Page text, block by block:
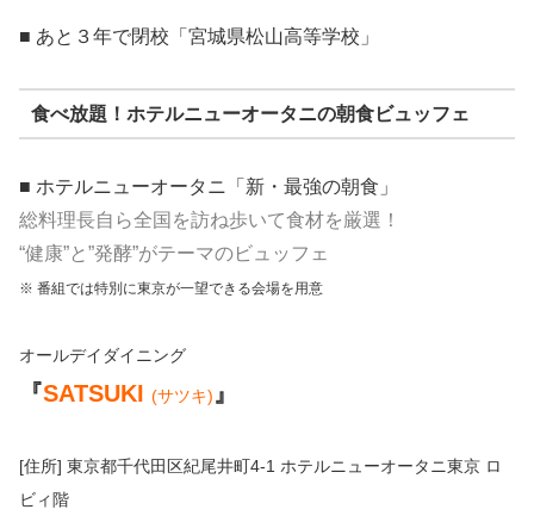
■ あと３年で閉校「宮城県松山高等学校」
食べ放題！ホテルニューオータニの朝食ビュッフェ
■ ホテルニューオータニ
「新・最強の朝食」
総料理長自ら全国を訪ね歩いて食材を厳選！
“健康”と”発酵”がテーマのビュッフェ
※ 番組では特別に東京が一望できる会場を用意
オールデイダイニング
『SATSUKI (サツキ)』
[住所] 東京都千代田区紀尾井町4-1 ホテルニューオータニ東京 ロ
ビィ階